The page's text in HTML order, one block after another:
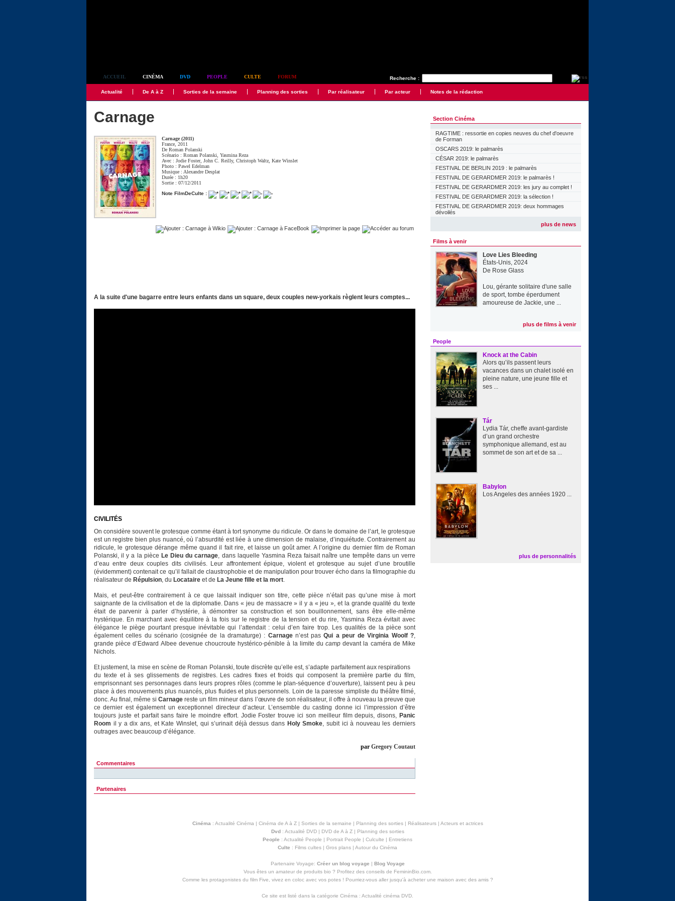
Recherche :
ACCUEIL CINÉMA DVD PEOPLE CULTE FORUM
Actualité De A à Z Sorties de la semaine Planning des sorties Par réalisateur Par acteur Notes de la rédaction
Carnage
Carnage (2011)
France, 2011
DeRoman Polanski
Scénario :Roman Polanski ,Yasmina Reza
Avec :Jodie Foster,John C. Reilly,Christoph Waltz ,Kate Winslet
Photo :Pawel Edelman
Musique : Alexandre Desplat
Durée : 1h20
Sortie : 07/12/2011
Note FilmDeCulte :
A la suite d'une bagarre entre leurs enfants dans un square, deux couples new-yorkais règlent leurs comptes...
CIVILITÉS
On considère souvent le grotesque comme étant à tort synonyme du ridicule. Or dans le domaine de l’art, le grotesque
est un registre bien plus nuancé, où l’absurdité est liée à une dimension de malaise, d’inquiétude. Contrairement au
ridicule, le grotesque dérange même quand il fait rire, et laisse un goût amer. A l’origine du dernier film de Roman
Polanski, il y a la pièce Le Dieu du carnage, dans laquelle Yasmina Reza faisait naître une tempête dans un verre
d’eau entre deux couples dits civilisés. Leur affrontement épique, violent et grotesque au sujet d’une broutille
(évidemment) contenait ce qu’il fallait de claustrophobie et de manipulation pour trouver écho dans la filmographie du
réalisateur de Répulsion, du Locataire et de La Jeune fille et la mort.
Mais, et peut-être contrairement à ce que laissait indiquer son titre, cette pièce n’était pas qu’une mise à mort
saignante de la civilisation et de la diplomatie. Dans « jeu de massacre » il y a « jeu », et la grande qualité du texte
était de parvenir à parler d’hystérie, à démontrer sa construction et son bouillonnement, sans être elle-même
hystérique. En marchant avec équilibre à la fois sur le registre de la tension et du rire, Yasmina Reza évitait avec
élégance le piège pourtant presque inévitable qui l’attendait : celui d’en faire trop. Les qualités de la pièce sont
également celles du scénario (cosignée de la dramaturge) : Carnagen’est pasQui a peur de Virginia Woolf ?,
grande pièce d’Edward Albee devenue choucroute hystérico-pénible à la limite ducamp devant la caméra de Mike
Nichols.
Et justement, la mise en scène de Roman Polanski, toute discrète qu’elle est, s’adapte parfaitement aux respirations
du texte et à ses glissements de registres. Les cadres fixes et froids qui composent la première partie du film,
emprisonnant ses personnages dans leurs propres rôles (comme le plan-séquence d’ouverture), laissent peu à peu
place à des mouvements plus nuancés, plus fluides et plus personnels. Loin de la paresse simpliste du théâtre filmé,
donc. Au final, même siCarnage reste un film mineur dans l’œuvre de son réalisateur, il offre à nouveau la preuve que
ce dernier est également un exceptionnel directeur d’acteur. L’ensemble du casting donne ici l’impression d’être
toujours juste et parfait sans faire le moindre effort. Jodie Foster trouve ici son meilleur film depuis, disons, Panic
Room il y a dix ans, et Kate Winslet, qui s’urinait déjà dessus dans Holy Smoke, subit ici à nouveau les derniers
outrages avec beaucoup d’élégance.
par Gregory Coutaut
Commentaires
Partenaires
Section Cinéma
RAGTIME : ressortie en copies neuves du chef d'oeuvre
de Forman
OSCARS 2019: le palmarès
CÉSAR 2019: le palmarès
FESTIVAL DE BERLIN 2019 : le palmarès
FESTIVAL DE GERARDMER 2019: le palmarès !
FESTIVAL DE GERARDMER 2019: les jury au complet !
FESTIVAL DE GERARDMER 2019: la sélection !
FESTIVAL DE GERARDMER 2019: deux hommages
dévoilés
plus de news
Films à venir
Love Lies Bleeding
États-Unis, 2024
De Rose Glass
Lou, gérante solitaire d'une salle
de sport, tombe éperdument
amoureuse de Jackie, une ...
plus de films à venir
People
Knock at the Cabin
Alors qu’ils passent leurs
vacances dans un chalet isolé en
pleine nature, une jeune fille et
ses ...
Tár
Lydia Tár, cheffe avant-gardiste
d’un grand orchestre
symphonique allemand, est au
sommet de son art et de sa ...
Babylon
Los Angeles des années 1920 ...
plus de personnalités
Cinéma : Actualité Cinéma | Cinéma de A à Z| Sorties de la semaine | Planning des sorties| Réalisateurs| Acteurs et actrices
Dvd: Actualité DVD| DVD de A à Z| Planning des sorties
People : Actualité People | Portrait People | Culculte | Entretiens
Culte : Films cultes | Gros plans | Autour du Cinéma
Partenaire Voyage: Créer un blog voyage | Blog Voyage
Vous êtes un amateur de produits bio ? Profitez des conseils de FemininBio.com.
Comme les protagonistes du film Five, vivez en coloc avec vos potes ! Pourriez-vous aller jusqu'à acheter une maison avec des amis?
Ce site est listé dans la catégorie Cinéma : Actualité cinéma DVD